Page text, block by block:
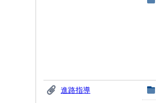
進路指導